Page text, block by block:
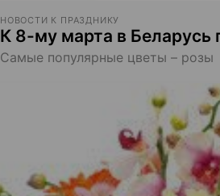
НОВОСТИ К ПРАЗДНИКУ
К 8-му марта в Беларусь
Самые популярные цветы – розы